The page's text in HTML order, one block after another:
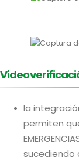
la
permiten
sucediendo